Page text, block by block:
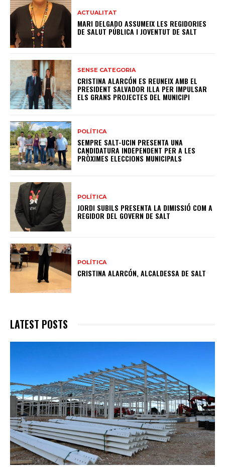
ACTUALITAT
MARI DELGADO ASSUMEIX LES REGIDORIES
DE SALUT PÚBLICA I JOVENTUT DE SALT
SENSE CATEGORIA
CRISTINA ALARCÓN ES REUNEIX AMB EL
PRESIDENT SALVADOR ILLA PER IMPULSAR
ELS GRANS PROJECTES DEL MUNICIPI
POLÍTICA
SEMPRE SALT-UCIN PRESENTA UNA
CANDIDATURA INDEPENDENT PER A LES
PRÒXIMES ELECCIONS MUNICIPALS
POLÍTICA
JORDI SUBILS PRESENTA LA DIMISSIÓ COM A
REGIDOR DEL GOVERN DE SALT
POLÍTICA
CRISTINA ALARCÓN, ALCALDESSA DE SALT
LATEST POSTS